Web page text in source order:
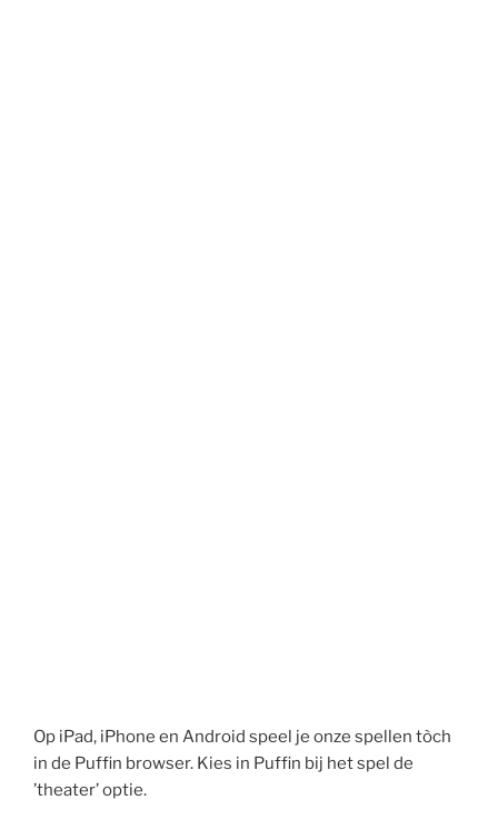
Op iPad, iPhone en Android speel je onze spellen tòch
in de Puffin browser. Kies in Puffin bij het spel de
’theater’ optie.